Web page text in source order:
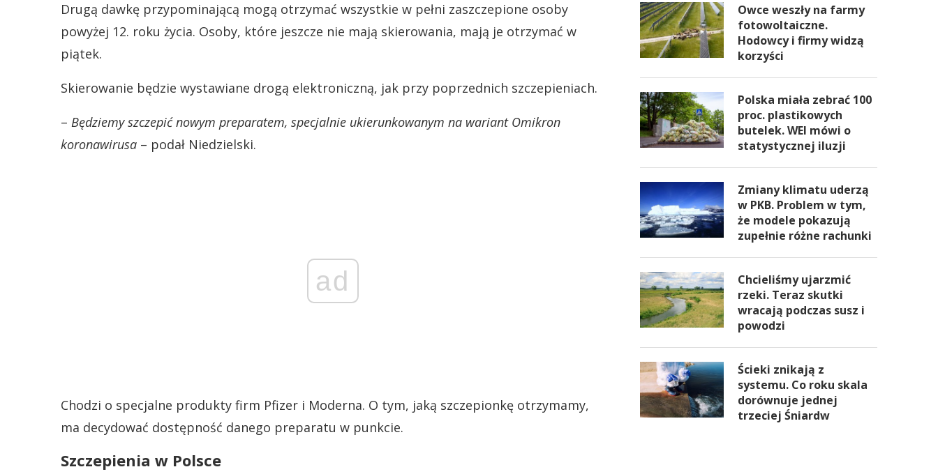
Drugą dawkę przypominającą mogą otrzymać wszystkie w pełni zaszczepione osoby
powyżej 12. roku życia. Osoby, które jeszcze nie mają skierowania, mają je otrzymać w
piątek.
Skierowanie będzie wystawiane drogą elektroniczną, jak przy poprzednich szczepieniach.
– Będziemy szczepić nowym preparatem, specjalnie ukierunkowanym na wariant Omikron
koronawirusa – podał Niedzielski.
ad
Chodzi o specjalne produkty firm Pfizer i Moderna. O tym, jaką szczepionkę otrzymamy,
ma decydować dostępność danego preparatu w punkcie.
Szczepienia w Polsce
Owce weszły na farmy
fotowoltaiczne.
Hodowcy i firmy widzą
korzyści
Polska miała zebrać 100
proc. plastikowych
butelek. WEI mówi o
statystycznej iluzji
Zmiany klimatu uderzą
w PKB. Problem w tym,
że modele pokazują
zupełnie różne rachunki
Chcieliśmy ujarzmić
rzeki. Teraz skutki
wracają podczas susz i
powodzi
Ścieki znikają z
systemu. Co roku skala
dorównuje jednej
trzeciej Śniardw